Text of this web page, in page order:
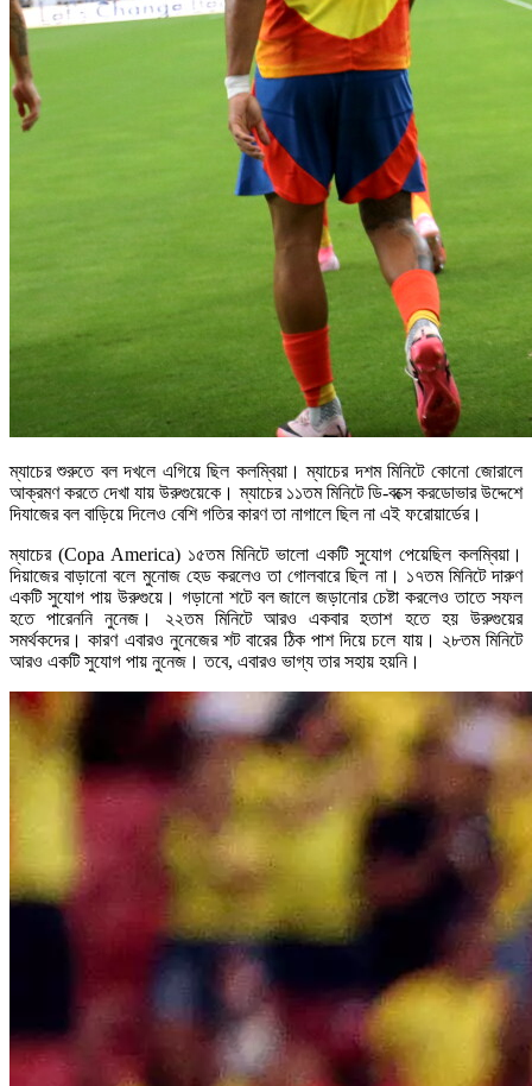
ম্যাচের শুরুতে বল দখলে এগিয়ে ছিল কলম্বিয়া। ম্যাচের দশম মিনিটে কোনো জোরালে
আক্রমণ করতে দেখা যায় উরুগুয়েকে। ম্যাচের ১১তম মিনিটে ডি-বক্সে করডোভার উদ্দেশে
দিযাজের বল বাড়িয়ে দিলেও বেশি গতির কারণ তা নাগালে ছিল না এই ফরোয়ার্ডের।
ম্যাচের (Copa America) ১৫তম মিনিটে ভালো একটি সুযোগ পেয়েছিল কলম্বিয়া।
দিয়াজের বাড়ানো বলে মুনোজ হেড করলেও তা গোলবারে ছিল না। ১৭তম মিনিটে দারুণ
একটি সুযোগ পায় উরুগুয়ে। গড়ানো শটে বল জালে জড়ানোর চেষ্টা করলেও তাতে সফল
হতে পারেননি নুনেজ। ২২তম মিনিটে আরও একবার হতাশ হতে হয় উরুগুয়ের
সমর্থকদের। কারণ এবারও নুনেজের শট বারের ঠিক পাশ দিয়ে চলে যায়। ২৮তম মিনিটে
আরও একটি সুযোগ পায় নুনেজ। তবে, এবারও ভাগ্য তার সহায় হয়নি।